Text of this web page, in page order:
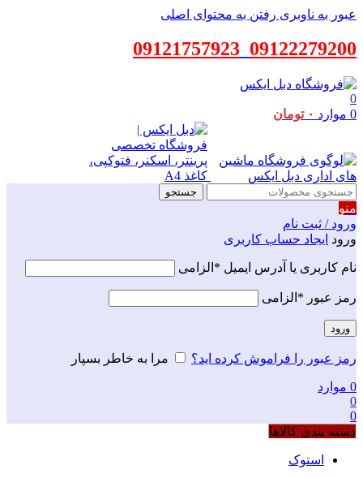
عبور به ناوبری رفتن به محتوای اصلی
09122279200
09121757923
0
0 موارد ۰ تومان
جستجو
منو
ورود / ثبت نام
ورود ایجاد حساب کاربری
نام کاربری یا آدرس ایمیل * الزامی
رمز عبور * الزامی
ورود
رمز عبور را فراموش کرده اید؟ مرا به خاطر بسپار
0 موارد
0
0
دسته بندی کالاها
استوک